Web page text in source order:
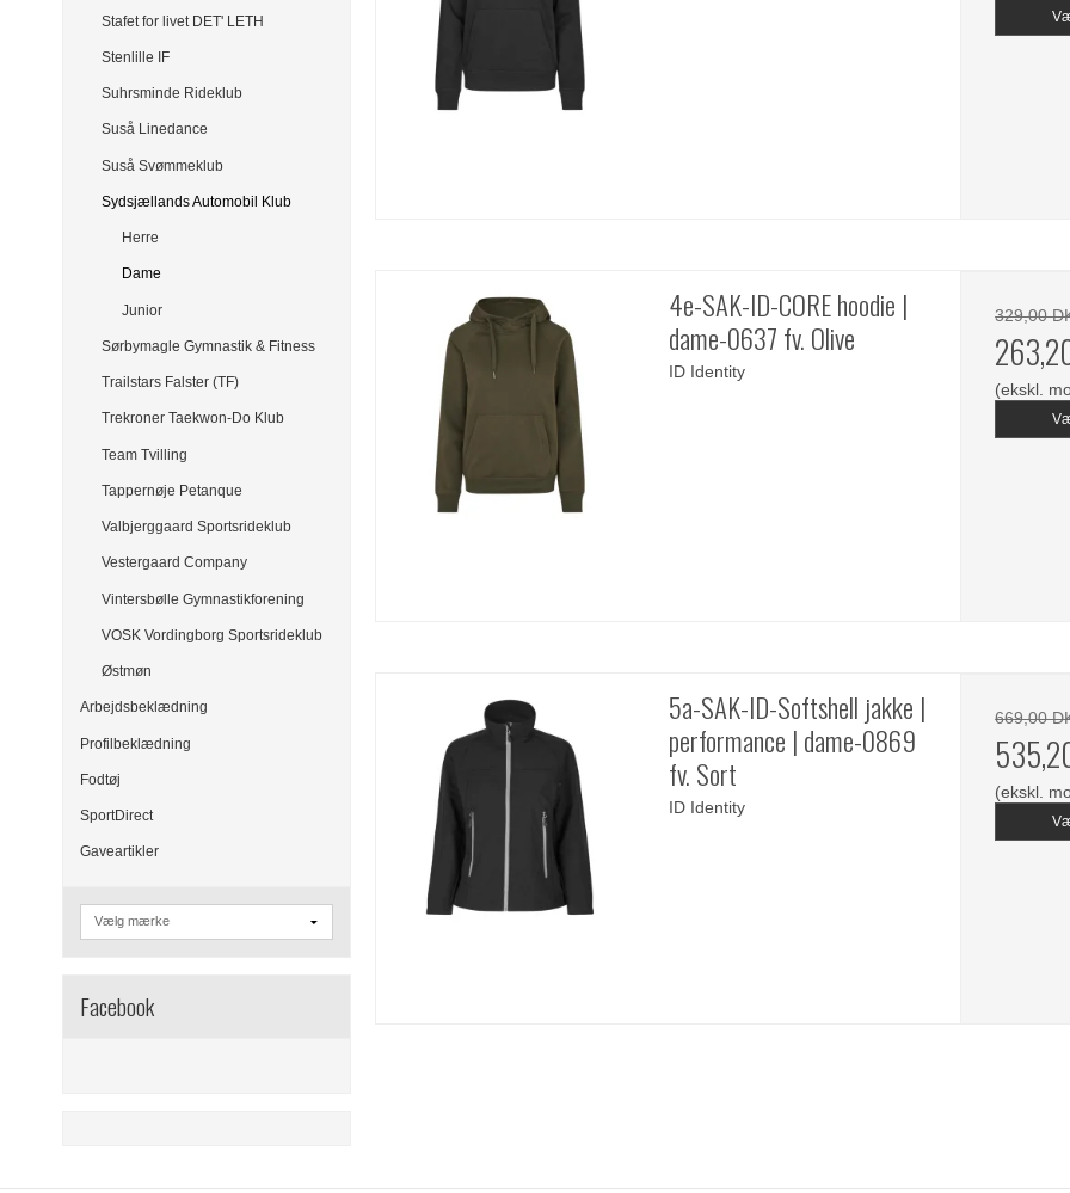
Stafet for livet DET' LETH
Stenlille IF
Suhrsminde Rideklub
Suså Linedance
Suså Svømmeklub
Sydsjællands Automobil Klub
Herre
Dame
Junior
Sørbymagle Gymnastik & Fitness
Trailstars Falster (TF)
Trekroner Taekwon-Do Klub
Team Tvilling
Tappernøje Petanque
Valbjerggaard Sportsrideklub
Vestergaard Company
Vintersbølle Gymnastikforening
VOSK Vordingborg Sportsrideklub
Østmøn
Arbejdsbeklædning
Profilbeklædning
Fodtøj
SportDirect
Gaveartikler
Facebook
4e-SAK-ID-CORE hoodie |
dame-0637 fv. Olive
ID Identity
329,00
(ekskl.
5a-SAK-ID-Softshell jakke |
performance | dame-0869
fv. Sort
ID Identity
669,00
(ekskl.